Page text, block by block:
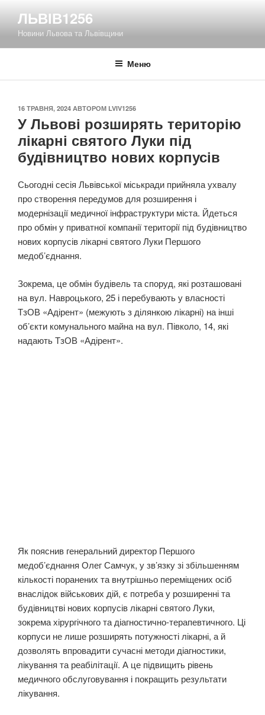
вмісту
ЛЬВІВ1256
Новини Львова та Львівщини
Меню
ОПУБЛІКОВАНО
16 ТРАВНЯ, 2024 АВТОРОМ LVIV1256
У Львові розширять територію
лікарні святого Луки під
будівництво нових корпусів
Сьогодні сесія Львівської міськради прийняла ухвалу
про створення передумов для розширення і
модернізації медичної інфраструктури міста. Йдеться
про обмін у приватної компанії території під будівництво
нових корпусів лікарні святого Луки Першого
медоб’єднання.
Зокрема, це обмін будівель та споруд, які розташовані
на вул. Навроцького, 25 і перебувають у власності
ТзОВ «Адірент» (межують з ділянкою лікарні) на інші
об’єкти комунального майна на вул. Півколо, 14, які
надають ТзОВ «Адірент».
Як пояснив генеральний директор Першого
медоб’єднання Олег Самчук, у зв’язку зі збільшенням
кількості поранених та внутрішньо переміщених осіб
внаслідок військових дій, є потреба у розширенні та
будівництві нових корпусів лікарні святого Луки,
зокрема хірургічного та діагностично-терапевтичного. Ці
корпуси не лише розширять потужності лікарні, а й
дозволять впровадити сучасні методи діагностики,
лікування та реабілітації. А це підвищить рівень
медичного обслуговування і покращить результати
лікування.